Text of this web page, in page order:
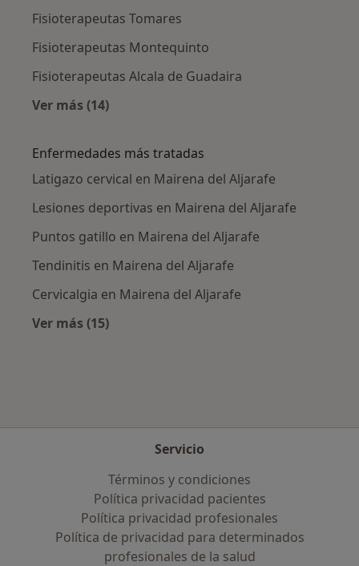
Fisioterapeutas Tomares
Fisioterapeutas Montequinto
Fisioterapeutas Alcala de Guadaira
Ver más (14)
Enfermedades más tratadas
Latigazo cervical en Mairena del Aljarafe
Lesiones deportivas en Mairena del Aljarafe
Puntos gatillo en Mairena del Aljarafe
Tendinitis en Mairena del Aljarafe
Cervicalgia en Mairena del Aljarafe
Ver más (15)
Servicio
Términos y condiciones
Política privacidad pacientes
Política privacidad profesionales
Política de privacidad para determinados
profesionales de la salud